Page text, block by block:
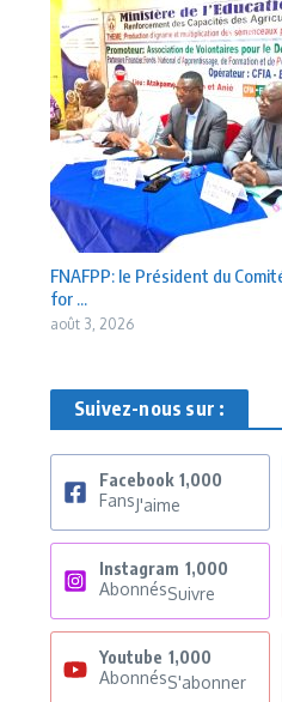
FNAFPP: le Président du
for ...
août 3, 2026
Suivez-nous sur :
Facebook 1,000
FansJ'aime
Instagram 1,000
AbonnésSuivre
Youtube 1,000
AbonnésS'abonner